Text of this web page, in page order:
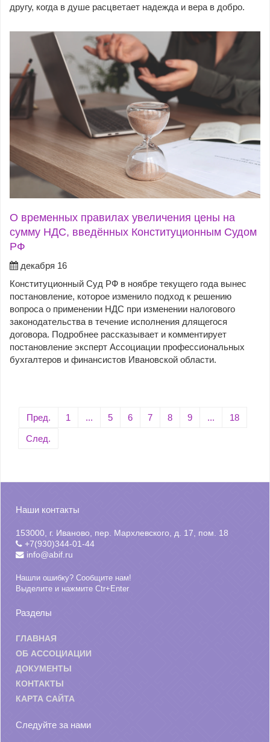
другу, когда в душе расцветает надежда и вера в добро.
О временных правилах увеличения цены на
сумму НДС, введённых Конституционным Судом
РФ
декабря 16
Конституционный Суд РФ в ноябре текущего года вынес
постановление, которое изменило подход к решению
вопроса о применении НДС при изменении налогового
законодательства в течение исполнения длящегося
договора. Подробнее рассказывает и комментирует
постановление эксперт Ассоциации профессиональных
бухгалтеров и финансистов Ивановской области.
Пред. 1 ... 5 6 7 8 9 ... 18
След.
Наши контакты
153000, г. Иваново, пер. Мархлевского, д. 17, пом. 18
+7(930)344-01-44
info@abif.ru
Нашли ошибку? Сообщите нам!
Выделите и нажмите Ctr+Enter
Разделы
ГЛАВНАЯ
ОБ АССОЦИАЦИИ
ДОКУМЕНТЫ
КОНТАКТЫ
КАРТА САЙТА
Следуйте за нами